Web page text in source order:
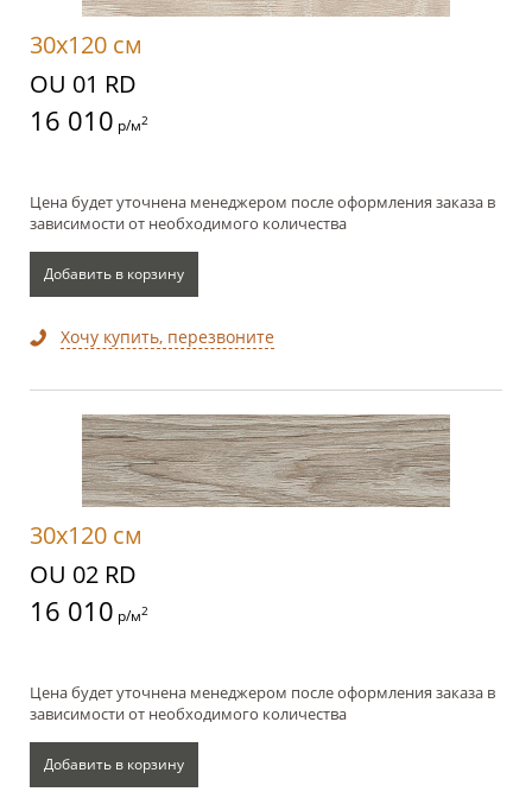
30x120 см
OU 01 RD
16 010 р/м2
Цена будет уточнена менеджером после оформления заказа в
зависимости от необходимого количества
Добавить в корзину
Хочу купить, перезвоните
30x120 см
OU 02 RD
16 010 р/м2
Цена будет уточнена менеджером после оформления заказа в
зависимости от необходимого количества
Добавить в корзину